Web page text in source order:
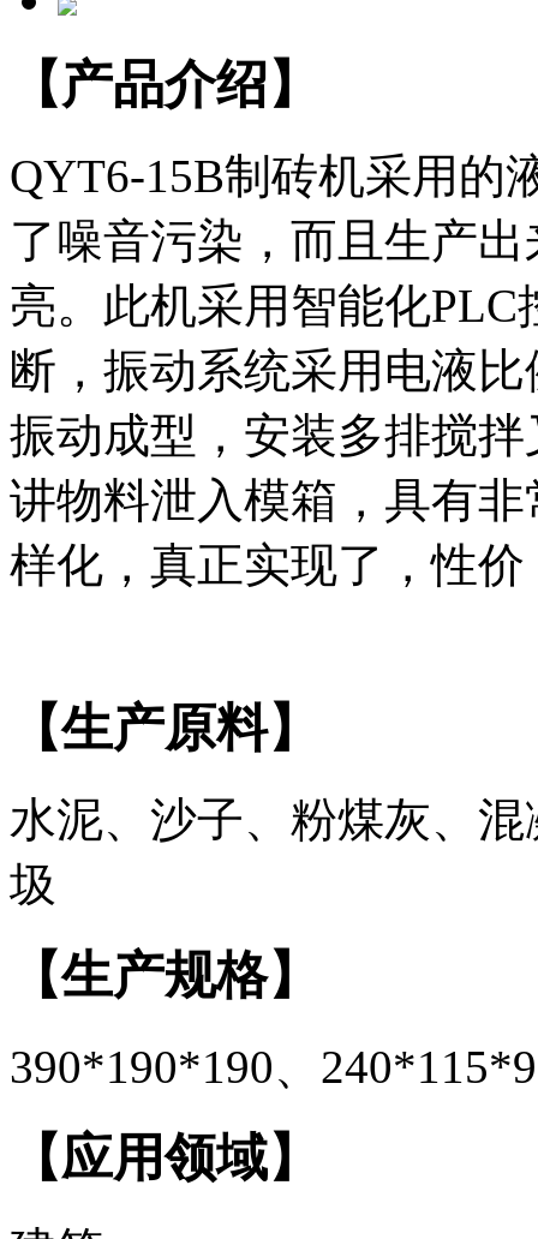
【产品介绍】
QYT6-15B制砖机采用的
了噪音污染，而且生产
亮。此机采用智能化
断，振动系统采用电液
振动成型，安装多排搅
讲物料泄入模箱，具有
样化，真正实现了，性
【生产原料】
水泥、沙子、粉煤灰、
圾
【生产规格】
390*190*190、
【应用领域】